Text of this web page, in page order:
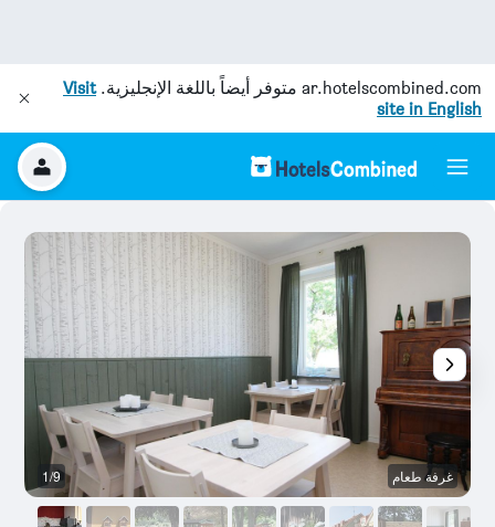
ar.hotelscombined.com متوفر أيضاً باللغة الإنجليزية.Visit
site in English
غرفة طعام 1/9